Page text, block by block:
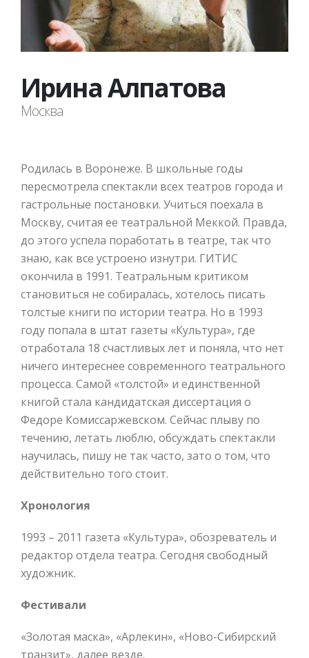
Ирина Алпатова
Москва
Родилась в Воронеже. В школьные годы
пересмотрела спектакли всех театров города и
гастрольные постановки. Учиться поехала в
Москву, считая ее театральной Меккой. Правда,
до этого успела поработать в театре, так что
знаю, как все устроено изнутри. ГИТИС
окончила в 1991. Театральным критиком
становиться не собиралась, хотелось писать
толстые книги по истории театра. Но в 1993
году попала в штат газеты «Культура», где
отработала 18 счастливых лет и поняла, что нет
ничего интереснее современного театрального
процесса. Самой «толстой» и единственной
книгой стала кандидатская диссертация о
Федоре Комиссаржевском. Сейчас плыву по
течению, летать люблю, обсуждать спектакли
научилась, пишу не так часто, зато о том, что
действительно того стоит.
Хронология
1993 – 2011 газета «Культура», обозреватель и
редактор отдела театра. Сегодня свободный
художник.
Фестивали
«Золотая маска», «Арлекин», «Ново-Сибирский
транзит», далее везде.